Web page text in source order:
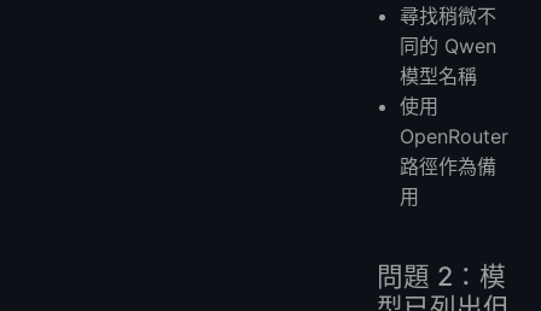
尋找稍微不
同的 Qwen
模型名稱
使用
OpenRouter
路徑作為備
用
問題 2：模